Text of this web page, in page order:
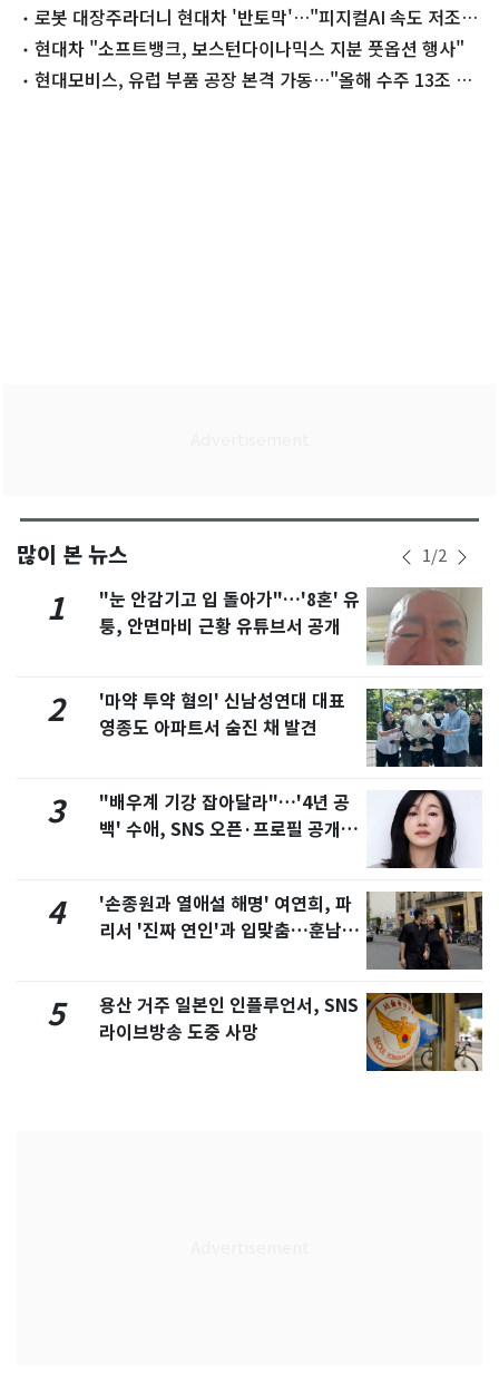
확대로봇 대장주라더니 현대차 '반토막'…"피지컬AI 속도 저조"
[종목현미경]
현대차 "소프트뱅크, 보스턴다이나믹스 지분 풋옵션 행사"
현대모비스, 유럽 부품 공장 본격 가동…"올해 수주 13조 넘
많이 본 뉴스 1/2
1
"눈 안감기고 입 돌아가"…'8혼' 유
퉁, 안면마비 근황 유튜브서 공개
2
'마약 투약 혐의' 신남성연대 대표
영종도 아파트서 숨진 채 발견
3
"배우계 기강 잡아달라"…'4년 공
백' 수애, SNS 오픈·프로필 공개
4
'손종원과 열애설 해명' 여연희, 파
리서 '진짜 연인'과 입맞춤…훈남이
5
용산 거주 일본인 인플루언서, SNS
라이브방송 도중 사망